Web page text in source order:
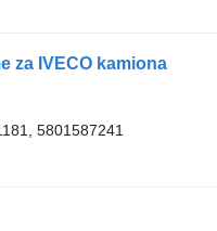
za IVECO kamiona
5801587241